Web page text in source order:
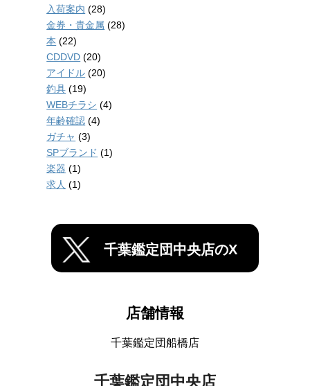
入荷案内 (28)
金券・貴金属 (28)
本 (22)
CDDVD (20)
アイドル (20)
釣具 (19)
WEBチラシ (4)
年齢確認 (4)
ガチャ (3)
SPブランド (1)
楽器 (1)
求人 (1)
千葉鑑定団中央店のX
店舗情報
千葉鑑定団船橋店
千葉鑑定団中央店